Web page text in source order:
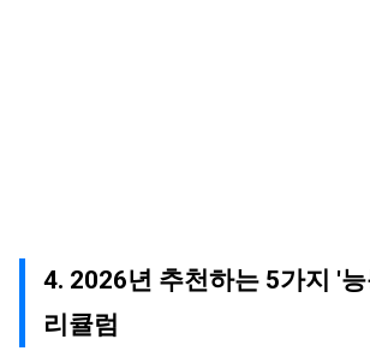
4. 2026년 추천하는 5가지 '
리큘럼